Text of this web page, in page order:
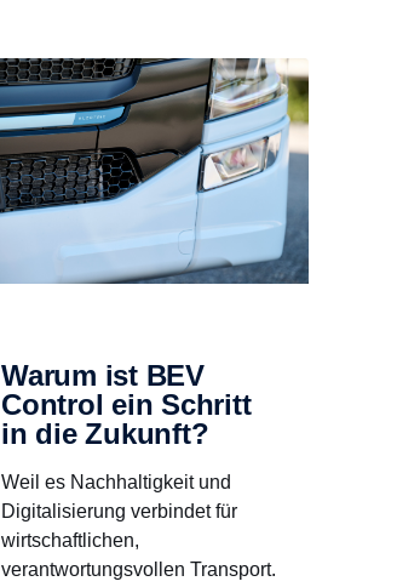
Warum ist BEV
Control ein Schritt
in die Zukunft?
Weil es Nachhaltigkeit und
Digitalisierung verbindet für
wirtschaftlichen,
verantwortungsvollen Transport.